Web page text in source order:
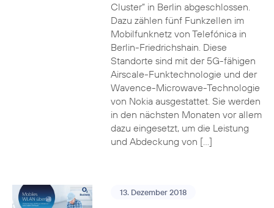
Cluster” in Berlin abgeschlossen.
Dazu zählen fünf Funkzellen im
Mobilfunknetz von Telefónica in
Berlin-Friedrichshain. Diese
Standorte sind mit der 5G-fähigen
Airscale-Funktechnologie und der
Wavence-Microwave-Technologie
von Nokia ausgestattet. Sie werden
in den nächsten Monaten vor allem
dazu eingesetzt, um die Leistung
und Abdeckung von […]
13. Dezember 2018